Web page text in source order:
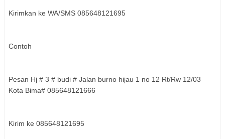
Kirimkan ke WA/SMS 085648121695
Contoh
Pesan Hj # 3 # budi # Jalan burno hijau 1 no 12 Rt/Rw 12/03
Kota Bima# 085648121666
Kirim ke 085648121695